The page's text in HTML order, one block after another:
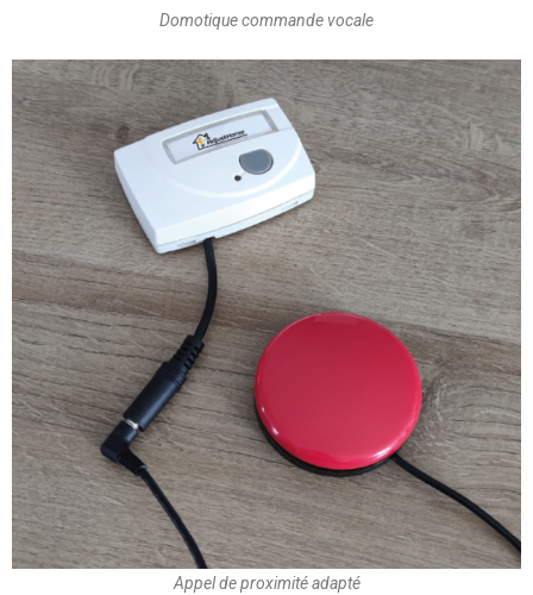
Domotique commande vocale
Appel de proximité adapté